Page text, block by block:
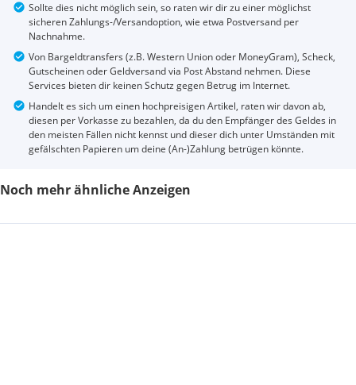
Sollte dies nicht möglich sein, so raten wir dir zu einer möglichst
sicheren Zahlungs-/Versandoption, wie etwa Postversand per
Nachnahme.
Von Bargeldtransfers (z.B. Western Union oder MoneyGram), Scheck,
Gutscheinen oder Geldversand via Post Abstand nehmen. Diese
Services bieten dir keinen Schutz gegen Betrug im Internet.
Handelt es sich um einen hochpreisigen Artikel, raten wir davon ab,
diesen per Vorkasse zu bezahlen, da du den Empfänger des Geldes in
den meisten Fällen nicht kennst und dieser dich unter Umständen mit
gefälschten Papieren um deine (An-)Zahlung betrügen könnte.
Noch mehr ähnliche Anzeigen